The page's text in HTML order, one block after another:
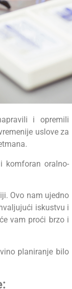
i opremili
uslove za
komforan oralno-
Ovo nam ujedno
iskustvu i
vam proći brzo i
planiranje bilo